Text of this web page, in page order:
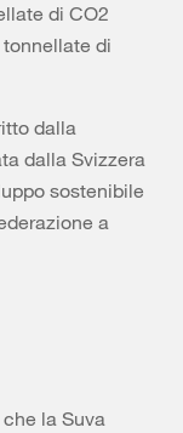
di CO2
di
dalla
dalla Svizzera
sostenibile
a
la Suva